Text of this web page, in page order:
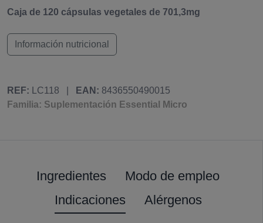
Caja de 120 cápsulas vegetales de 701,3mg
Información nutricional
REF: LC118 EAN: 8436550490015
Familia: Suplementación Essential Micro
Ingredientes
Modo de empleo
Indicaciones
Alérgenos